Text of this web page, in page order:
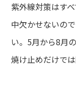
一覧
紫外線対策はす
中欠かせないの
い。5月から8月
焼け止めだけで